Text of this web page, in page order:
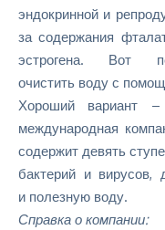
эндокринной и
за содержания
эстрогена. Вот
очистить воду с
Хороший вариант
международная
содержит девять
бактерий и вирусов,
и полезную воду.
Справка о компании: